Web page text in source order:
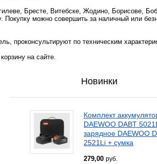
Бресте, Витебске, Жодино, Борисове,
Покупку можно совершить за наличный или
проконсультируют по техническим
на сайте.
Новинки
Комплект
DAEWOO DABT
зарядное DAEWOO
2521Li + сумка
279,00 руб.